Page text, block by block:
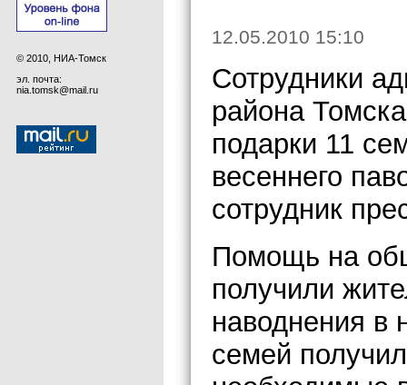
© 2010, НИА-Томск
эл. почта:
nia.tomsk@mail.ru
12.05.2010 15:10
Сотрудники
района
подарки 11
весеннего
сотрудник
Помощь на
получили
наводнения в
семей